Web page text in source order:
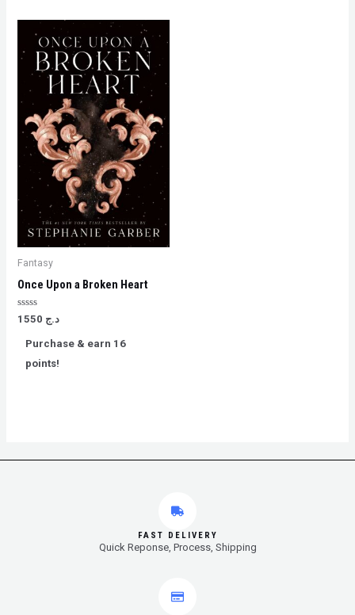
Fantasy
Once Upon a Broken Heart
Rated
of
د.ج
Purchase & earn 16
points!
FAST DELIVERY
Quick Reponse, Process, Shipping